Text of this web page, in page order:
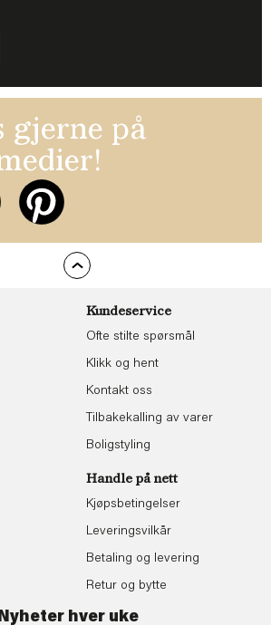
gjerne på
Kundeservice
Ofte stilte spørsmål
Klikk og hent
Kontakt oss
Tilbakekalling av varer
Boligstyling
Handle på nett
Kjøpsbetingelser
Leveringsvilkår
Betaling og levering
Retur og bytte
Nyheter hver uke